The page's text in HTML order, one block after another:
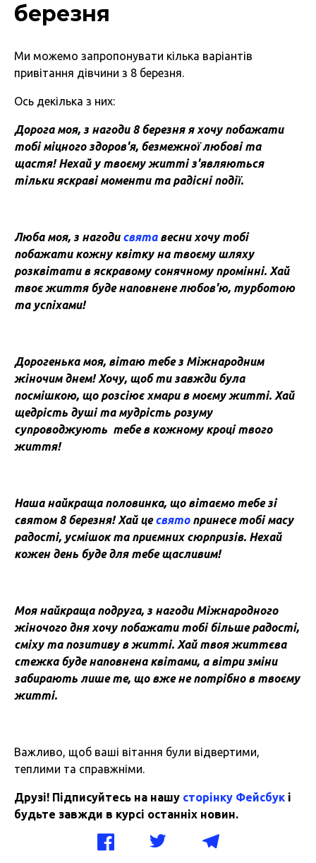
березня
Ми можемо запропонувати кілька варіантів
привітання дівчини з 8 березня.
Ось декілька з них:
Дорога моя, з нагоди 8 березня я хочу побажати
тобі міцного здоров'я, безмежної любові та
щастя! Нехай у твоєму житті з'являються
тільки яскраві моменти та радісні події.
Люба моя, з нагоди святавесни хочу тобі
побажати кожну квітку на твоєму шляху
розквітати в яскравому сонячному промінні. Хай
твоє життя буде наповнене любов'ю, турботою
та успіхами!
Дорогенька моя, вітаю тебе з Міжнародним
жіночим днем! Хочу, щоб ти завжди була
посмішкою, що розсіює хмари в моєму житті. Хай
щедрість душі та мудрість розуму
супроводжують тебе в кожному кроці твого
життя!
Наша найкраща половинка, що вітаємо тебе зі
святом 8 березня! Хай цесвятопринесе тобі масу
радості, усмішок та приємних сюрпризів. Нехай
кожен день буде для тебе щасливим!
Моя найкраща подруга, з нагоди Міжнародного
жіночого дня хочу побажати тобі більше радості,
сміху та позитиву в житті. Хай твоя життєва
стежка буде наповнена квітами, а вітри зміни
забирають лише те, що вже не потрібно в твоєму
житті.
Важливо, щоб ваші вітання були відвертими,
теплими та справжніми.
Друзі! Підписуйтесь на нашу сторінку Фейсбук і
будьте завжди в курсі останніх новин.